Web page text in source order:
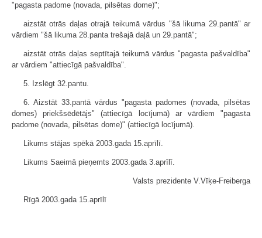
"pagasta padome (novada, pilsētas dome)";
aizstāt otrās daļas otrajā teikumā vārdus "šā likuma 29.pantā" ar
vārdiem "šā likuma 28.panta trešajā daļā un 29.pantā";
aizstāt otrās daļas septītajā teikumā vārdus "pagasta pašvaldība"
ar vārdiem "attiecīgā pašvaldība".
5. Izslēgt 32.pantu.
6. Aizstāt 33.pantā vārdus "pagasta padomes (novada, pilsētas
domes) priekšsēdētājs" (attiecīgā locījumā) ar vārdiem "pagasta
padome (novada, pilsētas dome)" (attiecīgā locījumā).
Likums stājas spēkā 2003.gada 15.aprīlī.
Likums Saeimā pieņemts 2003.gada 3.aprīlī.
Valsts prezidente V.Vīķe-Freiberga
Rīgā 2003.gada 15.aprīlī